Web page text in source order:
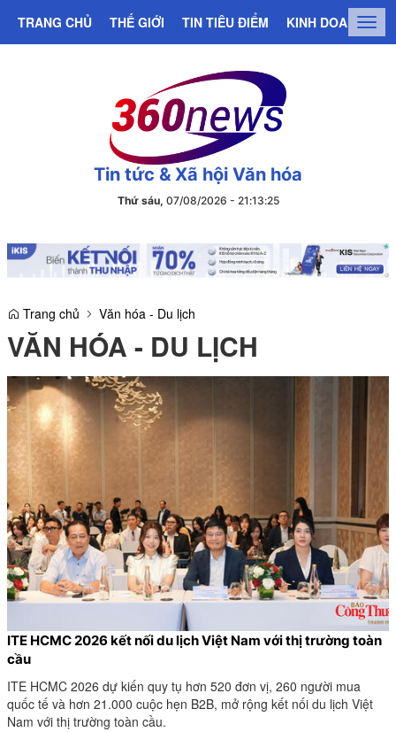
TRANG CHỦ THẾ GIỚI TIN TIÊU ĐIỂM KINH DOANH
Tin tức & Xã hội Văn hóa
Thứ sáu, 07/08/2026 - 21:13:26
Trang chủ Văn hóa - Du lịch
VĂN HÓA - DU LỊCH
ITE HCMC 2026 kết nối du lịch Việt Nam với thị trường toàn
cầu
ITE HCMC 2026 dự kiến quy tụ hơn 520 đơn vị, 260 người mua
quốc tế và hơn 21.000 cuộc hẹn B2B, mở rộng kết nối du lịch Việt
Nam với thị trường toàn cầu.